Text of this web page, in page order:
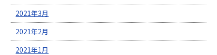
2021年3月
2021年2月
2021年1月